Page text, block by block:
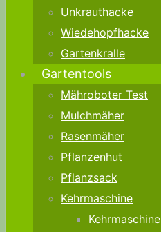
Unkrauthacke
Wiedehopfhacke
Gartenkralle
Gartentools
Mähroboter Test
Mulchmäher
Rasenmäher
Pflanzenhut
Pflanzsack
Kehrmaschine
Kehrmaschine